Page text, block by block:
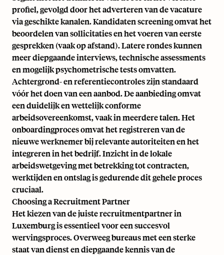
profiel, gevolgd door het adverteren van de vacature
via geschikte kanalen. Kandidaten screening omvat het
beoordelen van sollicitaties en het voeren van eerste
gesprekken (vaak op afstand). Latere rondes kunnen
meer diepgaande interviews, technische assessments
en mogelijk psychometrische tests omvatten.
Achtergrond- en referentiecontroles zijn standaard
vóór het doen van een aanbod. De aanbieding omvat
een duidelijk en wettelijk conforme
arbeidsovereenkomst, vaak in meerdere talen. Het
onboardingproces omvat het registreren van de
nieuwe werknemer bij relevante autoriteiten en het
integreren in het bedrijf. Inzicht in de lokale
arbeidswetgeving met betrekking tot contracten,
werktijden en ontslag is gedurende dit gehele proces
cruciaal.
Choosing a Recruitment Partner
Het kiezen van de juiste recruitmentpartner in
Luxemburg is essentieel voor een succesvol
wervingsproces. Overweeg bureaus met een sterke
staat van dienst en diepgaande kennis van de